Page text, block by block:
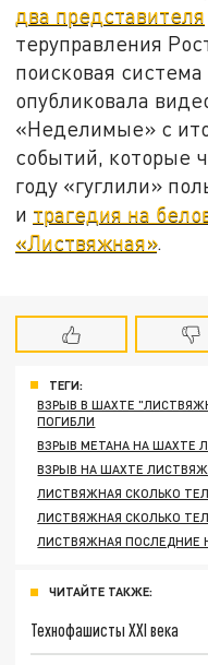
два представителя
теруправления
поисковая
опубликовала
«Неделимые» с
событий, которые
году «гуглили»
и трагедия на
«Листвяжная».
ТЕГИ:
ВЗРЫВ В ШАХТЕ
ПОГИБЛИ
ВЗРЫВ МЕТАНА НА ШАХТЕ
ВЗРЫВ НА ШАХТЕ
ЛИСТВЯЖНАЯ СКОЛЬКО
ЛИСТВЯЖНАЯ СКОЛЬКО
ЛИСТВЯЖНАЯ ПОСЛЕДНИЕ
ЧИТАЙТЕ ТАКЖЕ:
Технофашисты XXI века